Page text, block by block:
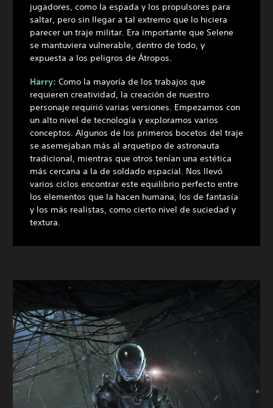
jugadores, como la espada y los propulsores para
saltar, pero sin llegar a tal extremo que lo hiciera
parecer un traje militar. Era importante que Selene
se mantuviera vulnerable, dentro de todo, y
expuesta a los peligros de Átropos.
Harry: Como la mayoría de los trabajos que
requieren creatividad, la creación de nuestro
personaje requirió varias versiones. Empezamos con
un alto nivel de tecnología y exploramos varios
conceptos. Algunos de los primeros bocetos del traje
se asemejaban más al arquetipo de astronauta
tradicional, mientras que otros tenían una estética
más cercana a la de soldado espacial. Nos llevó
varios ciclos encontrar este equilibrio perfecto entre
los elementos que la hacen humana, los de fantasía
y los más realistas, como cierto nivel de suciedad y
textura.